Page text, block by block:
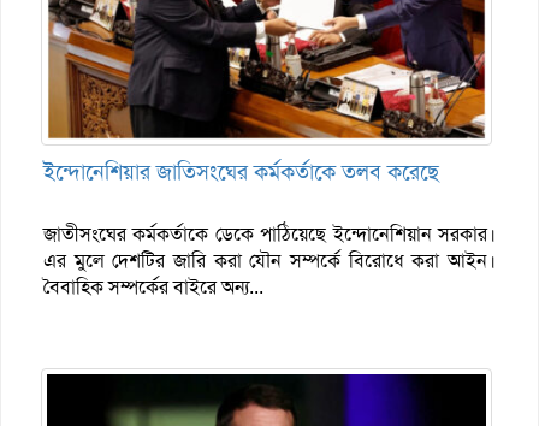
ইন্দোনেশিয়ার জাতিসংঘের কর্মকর্তাকে তলব করেছে
জাতীসংঘের কর্মকর্তাকে ডেকে পাঠিয়েছে ইন্দোনেশিয়ান সরকার।
এর মুলে দেশটির জারি করা যৌন সম্পর্কে বিরোধে করা আইন।
বৈবাহিক সম্পর্কের বাইরে অন্য...